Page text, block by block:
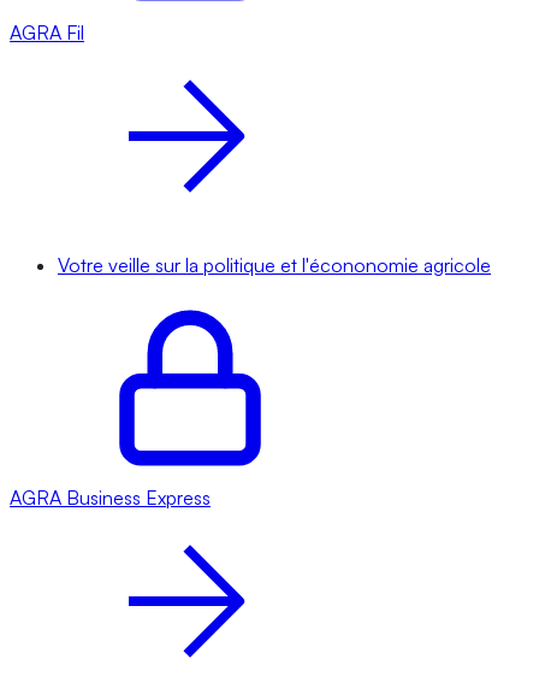
AGRA Fil
Votre veille sur la politique et l'écononomie agricole
AGRA Business Express